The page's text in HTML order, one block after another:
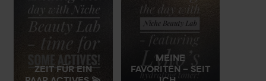
ZEIT FÜR EIN
MEINE
FAVORITEN – SEIT